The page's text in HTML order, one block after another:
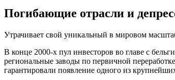
Погибающие отрасли и
Утрачивает свой уникальный в мировом
В конце 2000-х пул инвесторов во главе с
региональные заводы по первичной
гарантировали появление одного из